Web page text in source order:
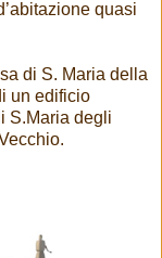
quasi
di S. Maria della
un edificio
S.Maria degli